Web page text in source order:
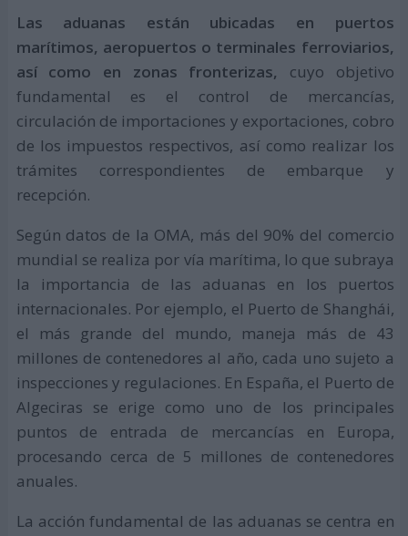
Las aduanas están ubicadas en puertos
marítimos, aeropuertos o terminales ferroviarios,
así como en zonas fronterizas, cuyo objetivo
fundamental es el control de mercancías,
circulación de importaciones y exportaciones, cobro
de los impuestos respectivos, así como realizar los
trámites correspondientes de embarque y
recepción.
Según datos de la OMA, más del 90% del comercio
mundial se realiza por vía marítima, lo que subraya
la importancia de las aduanas en los puertos
internacionales. Por ejemplo, el Puerto de Shanghái,
el más grande del mundo, maneja más de 43
millones de contenedores al año, cada uno sujeto a
inspecciones y regulaciones. En España, el Puerto de
Algeciras se erige como uno de los principales
puntos de entrada de mercancías en Europa,
procesando cerca de 5 millones de contenedores
anuales.
La acción fundamental de las aduanas se centra en